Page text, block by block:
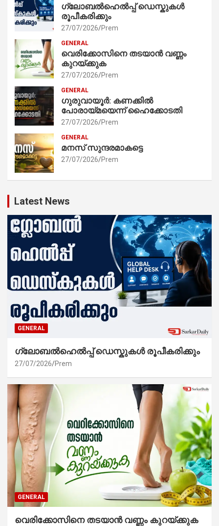
ഗ്ലോബൽഹെൽപ്പ് ഡെസ്കുകൾ
രൂപീകരിക്കും
27/07/2026 Prem
GENERAL
വെരിക്കോസിനെ തടയാൻ വണ്ണം
കുറയ്ക്കുക
27/07/2026 Prem
GENERAL
ഗുരുവായൂർ: കണക്കിൽ
പോരായ്മയെന്ന് ഹൈക്കോടതി
27/07/2026 Prem
GENERAL
മനസ് സുന്ദരമാകട്ടെ
27/07/2026 Prem
Latest News
GENERAL
ഗ്ലോബൽഹെൽപ്പ് ഡെസ്കുകൾ രൂപീകരിക്കും
27/07/2026 Prem
GENERAL
വെരിക്കോസിനെ തടയാൻ വണ്ണം കുറയ്ക്കുക